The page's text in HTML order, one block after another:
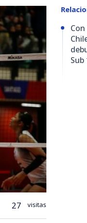
27 visitas
Sub